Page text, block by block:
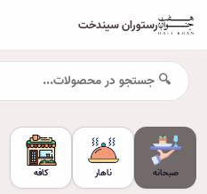
رستوران سیندخت
صبحانه ناهار کافه